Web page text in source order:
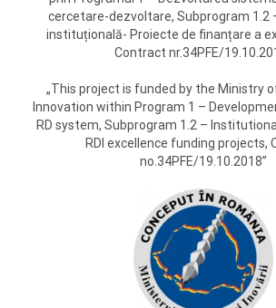
cercetare-dezvoltare, Subprogram 1.2
instituțională- Proiecte de finanțare a
Contract nr.34PFE/
„This project is funded by the Ministry
Innovation within Program 1 –
RD system, Subprogram 1.2 –
RDI excellence funding projects,
no.34PFE/19.10.2018”